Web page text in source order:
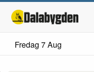
Fredag 7 Aug